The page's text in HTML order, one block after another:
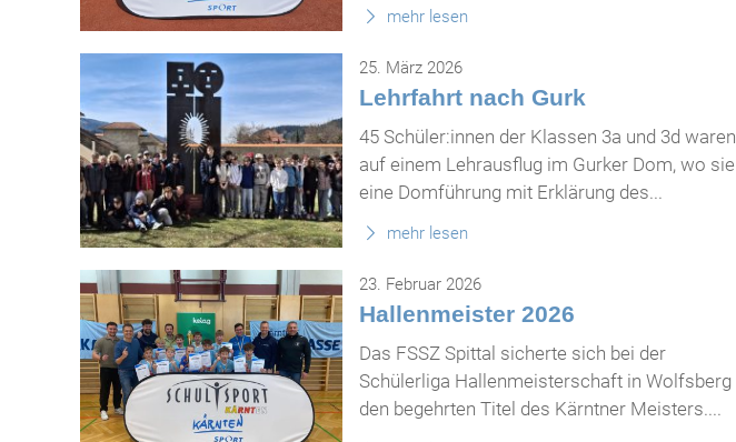
mehr lesen
25. März 2026
Lehrfahrt nach Gurk
45 Schüler:innen der Klassen 3a und 3d waren
auf einem Lehrausflug im Gurker Dom, wo sie
eine Domführung mit Erklärung des...
mehr lesen
23. Februar 2026
Hallenmeister 2026
Das FSSZ Spittal sicherte sich bei der
Schülerliga Hallenmeisterschaft in Wolfsberg
den begehrten Titel des Kärntner Meisters....